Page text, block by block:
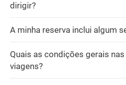
dirigir?
A minha reserva inclui algum
Quais as condições gerais
viagens?